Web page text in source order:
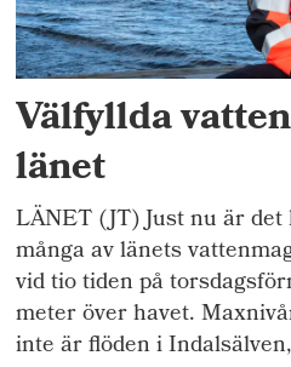
Välfyllda
länet
LÄNET (JT) Just nu är
många av länets
vid tio tiden på
meter över havet.
inte är flöden i